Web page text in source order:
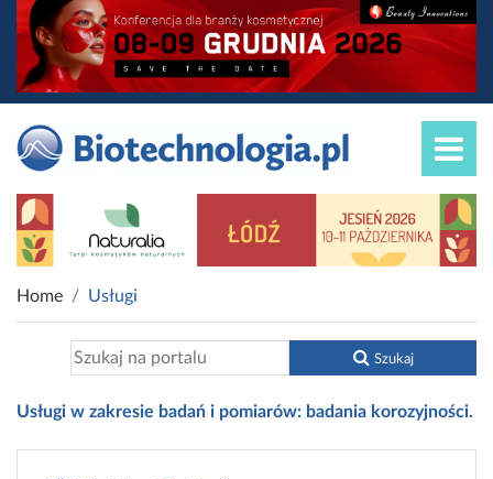
Home Usługi
Usługi w zakresie badań i pomiarów: badania korozyjności.
Szukaj